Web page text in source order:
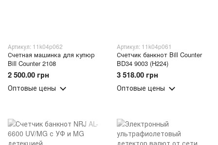
Артикул: 11k04p062
Счетная машинка для купюр
Bill Counter 2108
2 500.00 грн
Оптовые цены
Артикул: 11k04p061
Счетчик банкнот Bill Counter
BD34 9003 (H224)
3 518.00 грн
Оптовые цены